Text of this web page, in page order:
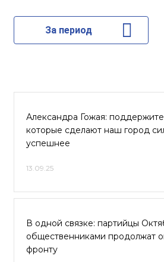
За период
Александра Гожая:
которые сделают наш город
успешнее
13.09.25
В одной связке: партийцы
общественниками продолжат
фронту